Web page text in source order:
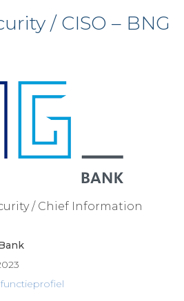
/ CISO – BNG
/ Chief Information